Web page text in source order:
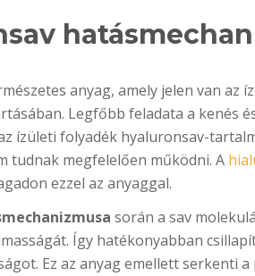
anyag, amely jelen van az
Legfőbb feladata a kenés
ízületi folyadék hyaluronsav-
tudnak megfelelően működni. A
ezzel az anyaggal.
során a sav
Így hatékonyabban
Ez az anyag emellett serkenti